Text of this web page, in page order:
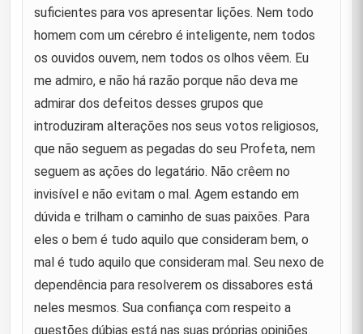
10 Talha e Zubayr
11
Camelo ao seu filho Muhammad.
Quando, após sua vitória na Batalha do Camelo,
um de seus camaradas disse: "Gostaria que meu
irmão estivesse presente para que ele também
pudesse ter visto o su
Condenando o povo de Basra
14 Também em condenação ao povo de Basra
15
Após retomar as concessões de terras feitas por
suficientes para vos apresentar lições. Nem todo
homem com um cérebro é inteligente, nem todos
os ouvidos ouvem, nem todos os olhos vêem. Eu
me admiro, e não há razão porque não deva me
admirar dos defeitos desses grupos que
introduziram alterações nos seus votos religiosos,
que não seguem as pegadas do seu Profeta, nem
seguem as ações do legatário. Não crêem no
invisível e não evitam o mal. Agem estando em
dúvida e trilham o caminho de suas paixões. Para
eles o bem é tudo aquilo que consideram bem, o
mal é tudo aquilo que consideram mal. Seu nexo de
dependência para resolverem os dissabores está
neles mesmos. Sua confiança com respeito a
questões dúbias está nas suas próprias opiniões.